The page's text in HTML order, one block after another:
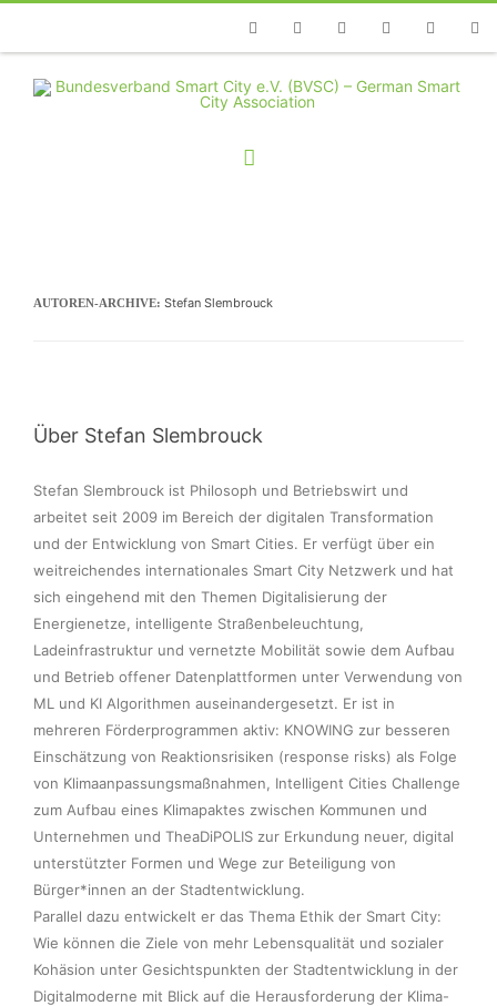
TelefonFacebookTwitterYoutubeInstagramLinkedin
AUTOREN-ARCHIVE: Stefan Slembrouck
Über Stefan Slembrouck
Stefan Slembrouck ist Philosoph und Betriebswirt und
arbeitet seit 2009 im Bereich der digitalen Transformation
und der Entwicklung von Smart Cities. Er verfügt über ein
weitreichendes internationales Smart City Netzwerk und hat
sich eingehend mit den Themen Digitalisierung der
Energienetze, intelligente Straßenbeleuchtung,
Ladeinfrastruktur und vernetzte Mobilität sowie dem Aufbau
und Betrieb offener Datenplattformen unter Verwendung von
ML und KI Algorithmen auseinandergesetzt. Er ist in
mehreren Förderprogrammen aktiv: KNOWING zur besseren
Einschätzung von Reaktionsrisiken (response risks) als Folge
von Klimaanpassungsmaßnahmen, Intelligent Cities Challenge
zum Aufbau eines Klimapaktes zwischen Kommunen und
Unternehmen und TheaDiPOLIS zur Erkundung neuer, digital
unterstützter Formen und Wege zur Beteiligung von
Bürger*innen an der Stadtentwicklung.
Parallel dazu entwickelt er das Thema Ethik der Smart City:
Wie können die Ziele von mehr Lebensqualität und sozialer
Kohäsion unter Gesichtspunkten der Stadtentwicklung in der
Digitalmoderne mit Blick auf die Herausforderung der Klima-